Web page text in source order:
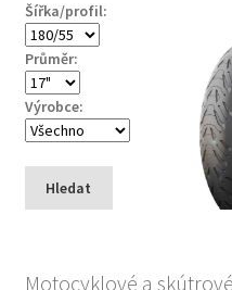
Šířka/profil:
Průměr:
Výrobce:
Hledat
Motocyklové a